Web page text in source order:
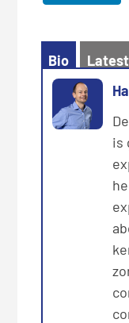
Bio
is